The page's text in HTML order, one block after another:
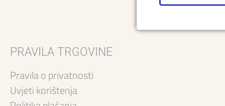
PRAVILA TRGOVINE
Pravila o privatnosti
Uvjeti korištenja